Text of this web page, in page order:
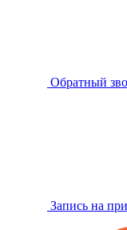
Обратный
Запись на